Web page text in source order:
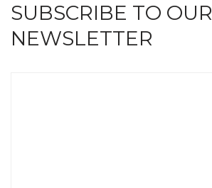
SUBSCRIBE TO OUR
NEWSLETTER